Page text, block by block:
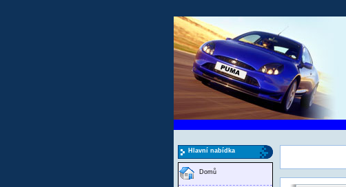
Hlavní nabídka
Domů